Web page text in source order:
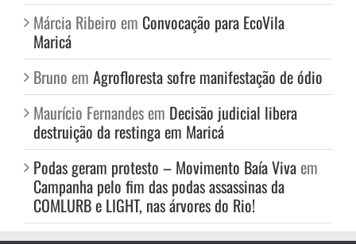
Márcia Ribeiro em Convocação para EcoVila
Maricá
Bruno em Agrofloresta sofre manifestação de ódio
Maurício Fernandes em Decisão judicial libera
destruição da restinga em Maricá
Podas geram protesto – Movimento Baía Viva em
Campanha pelo fim das podas assassinas da
COMLURB e LIGHT, nas árvores do Rio!